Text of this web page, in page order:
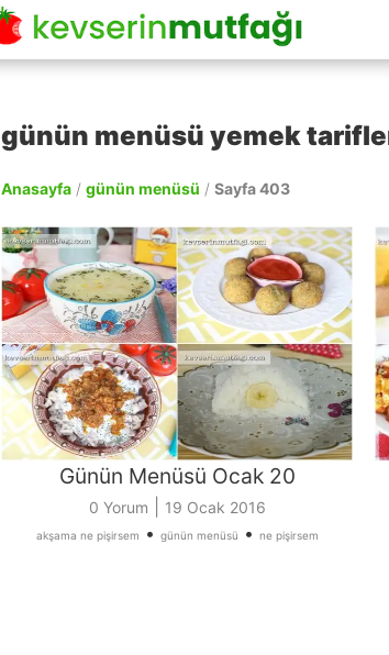
günün menüsü yemek
Anasayfa / günün menüsü / Sayfa 403
Günün Menüsü Ocak 20
0 Yorum 19 Ocak 2016
akşama ne pişirsem • günün menüsü • ne pişirsem